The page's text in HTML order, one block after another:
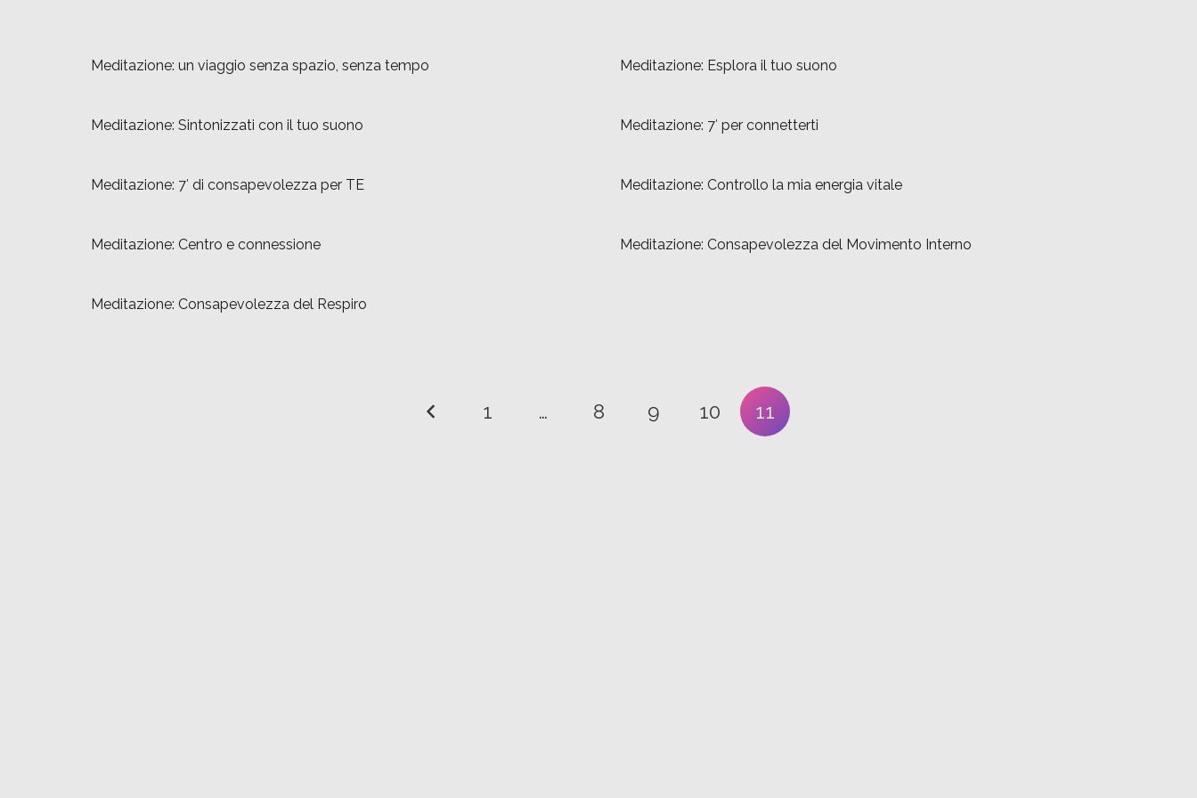
Meditazione: un viaggio senza spazio, senza tempo Meditazione: Esplora il tuo suono
Meditazione: Sintonizzati con il tuo suono Meditazione: 7′ per connetterti
Meditazione: 7′ di consapevolezza per TE Meditazione: Controllo la mia energia vitale
Meditazione: Centro e connessione Meditazione: Consapevolezza del Movimento Interno
Meditazione: Consapevolezza del Respiro
1 … 8 9 10 11